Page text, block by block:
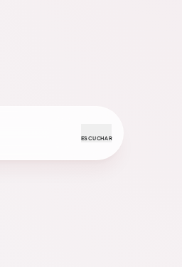
ESCUCHAR